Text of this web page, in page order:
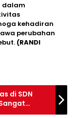
dalam
kehadiran
perubahan
(RANDI
di SDN